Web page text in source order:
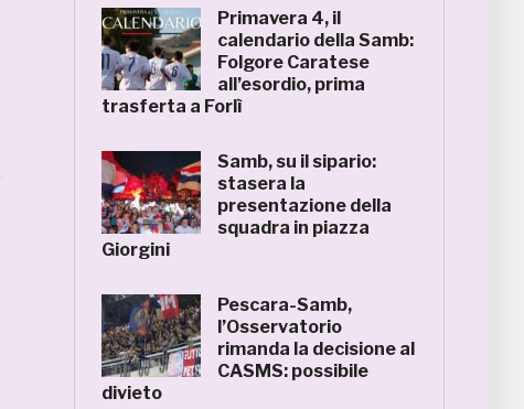
Primavera 4, il
calendario della Samb:
Folgore Caratese
all’esordio, prima
trasferta a Forlì
Samb, su il sipario:
stasera la
presentazione della
squadra in piazza
Giorgini
Pescara-Samb,
l’Osservatorio
rimanda la decisione al
CASMS: possibile
divieto